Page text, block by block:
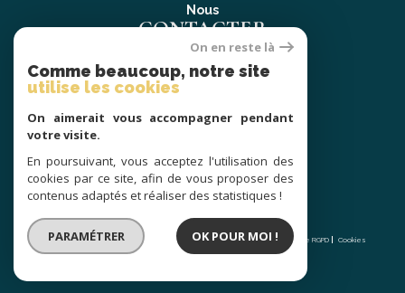
Nous
CONTACTER
02 40 21 91 13
contact@prestige-atlantique.fr
SUIVRE
© 2026 | Tous droits réservés | Traduction powered by Google |
Nos honoraires
Plan du site Mentions légales Admin Partenaires Politique RGPD Cookies
On en reste là
Comme beaucoup, notre site
utilise les cookies
On aimerait vous accompagner pendant
votre visite.
En poursuivant, vous acceptez l'utilisation des
cookies par ce site, afin de vous proposer des
contenus adaptés et réaliser des statistiques !
PARAMÉTRER OK POUR MOI !